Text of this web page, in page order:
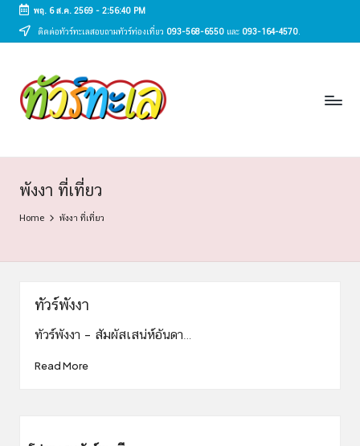
Skip
content
พฤ. 6 ส.ค. 2569- 2:56:41 PM
ติดต่อทัวร์ทะเลสอบถามทัวร์ท่องเที่ยว 093-568-6550และ 093-164-4570.
ทั
ว
ท
ะ
เ
ทัวร์
ทะเล
ราคา
แพ็ก
จ
ทะเล
พังงา ที่เที่ยว
Home พังงา ที่เที่ยว
ทัวร์พังงา
ทัวร์พังงา – สัมผัสเสน่ห์อันดา…
Read More